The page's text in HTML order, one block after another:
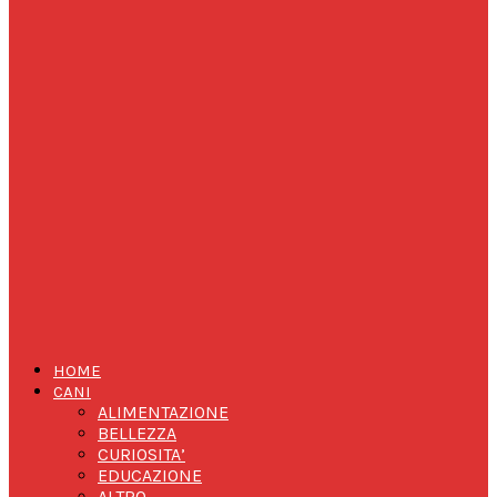
HOME
CANI
ALIMENTAZIONE
BELLEZZA
CURIOSITA’
EDUCAZIONE